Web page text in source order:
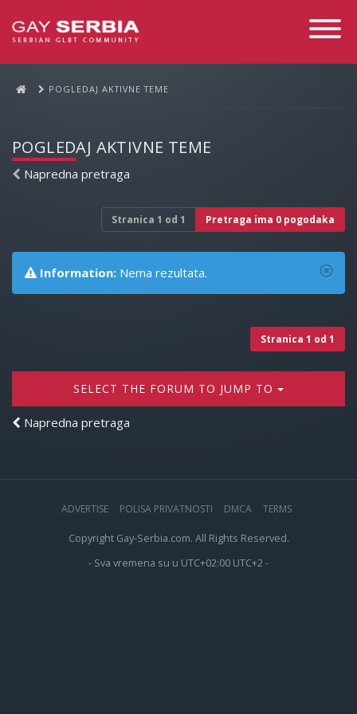
Toggle
POGLEDAJ AKTIVNE TEME
POGLEDAJ AKTIVNE TEME
Napredna pretraga
Stranica 1 od 1 Pretraga ima 0 pogodaka
Information: Nema rezultata.
Stranica 1 od 1
SELECT THE FORUM TO JUMP TO
Napredna pretraga
ADVERTISE POLISA PRIVATNOSTI DMCA TERMS
Copyright Gay-Serbia.com. All Rights Reserved.
- Sva vremena su u UTC+02:00 UTC+2 -